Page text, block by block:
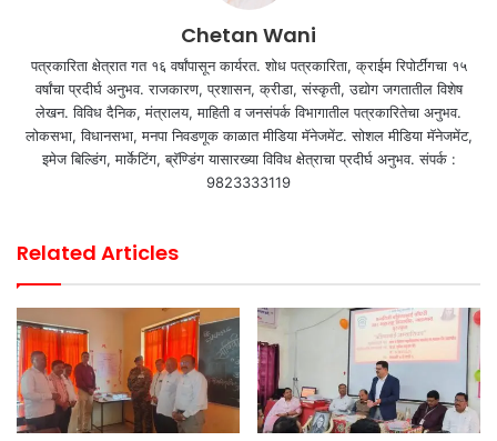
Chetan Wani
पत्रकारिता क्षेत्रात गत १६ वर्षांपासून कार्यरत. शोध पत्रकारिता, क्राईम रिपोर्टींगचा १५
वर्षांचा प्रदीर्घ अनुभव. राजकारण, प्रशासन, क्रीडा, संस्कृती, उद्योग जगतातील विशेष
लेखन. विविध दैनिक, मंत्रालय, माहिती व जनसंपर्क विभागातील पत्रकारितेचा अनुभव.
लोकसभा, विधानसभा, मनपा निवडणूक काळात मीडिया मॅनेजमेंट. सोशल मीडिया मॅनेजमेंट,
इमेज बिल्डिंग, मार्केटिंग, ब्रॅण्डिंग यासारख्या विविध क्षेत्राचा प्रदीर्घ अनुभव. संपर्क :
9823333119
Related Articles